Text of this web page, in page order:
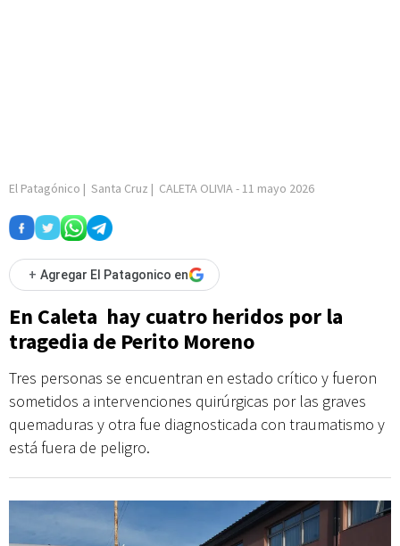
El Patagónico | Santa Cruz | CALETA OLIVIA- 11 mayo 2026
+ Agregar El Patagonico en
En Caleta hay cuatro heridos por la
tragedia de Perito Moreno
Tres personas se encuentran en estado crítico y fueron
sometidos a intervenciones quirúrgicas por las graves
quemaduras y otra fue diagnosticada con traumatismo y
está fuera de peligro.